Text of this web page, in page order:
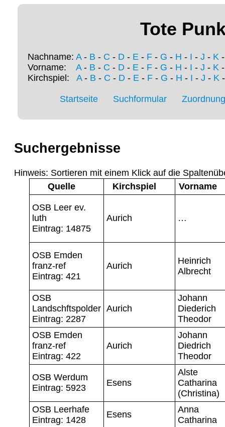
Tote
Nachname: A- B - C - D - E - F - G - H - I - J - K
Vorname: A- B - C - D - E - F - G - H - I - J - K
Kirchspiel: A- B - C - D- E- F- G - H - I - J - K
Startseite Suchformular
Suchergebnisse
Hinweis: Sortieren mit einem Klick auf die
Quelle
Kirchspiel Vorname
OSB Leer ev.
luth
Eintrag: 14875
Aurich …
OSB Emden
franz-ref
Eintrag: 421
Aurich
Heinrich
Albrecht
OSB
Landschftspolder
Eintrag: 2287
Aurich
Johann
Diederich
Theodor
OSB Emden
franz-ref
Eintrag: 422
Aurich
Johann
Diedrich
Theodor
OSB Werdum
Eintrag: 5923
Esens
Alste
Catharina
(Christina)
OSB Leerhafe
Eintrag: 1428
Esens
Anna
Catharina